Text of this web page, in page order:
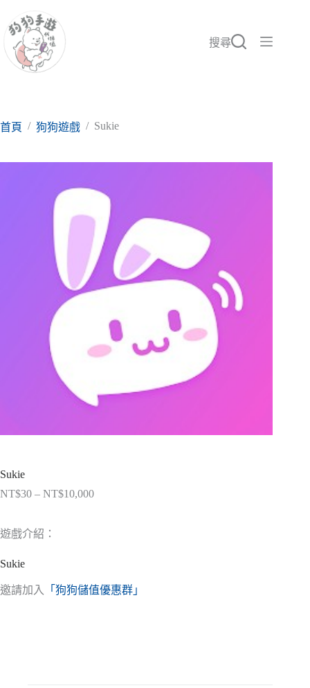
至
要
搜尋
首頁 / 狗狗遊戲 / Sukie
Sukie
NT$30 – NT$10,000價
NT$10,000
遊戲介紹：
Sukie
邀請加入 「狗狗儲值優惠群」